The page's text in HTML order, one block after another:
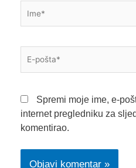
pošta*
Spremi moje ime, e-
internet pregledniku za
komentirao.